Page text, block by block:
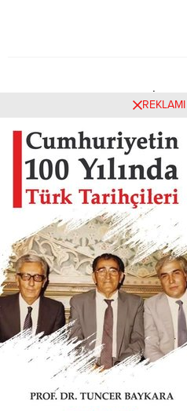
Henüz yorum yapılmamış. İlk
aracılığıyla siz yapabilirsiniz.
Anasayfa
Siyaset
Spor
Kültür-Sanat
Basından
Ülkücü Kadro, Türk-